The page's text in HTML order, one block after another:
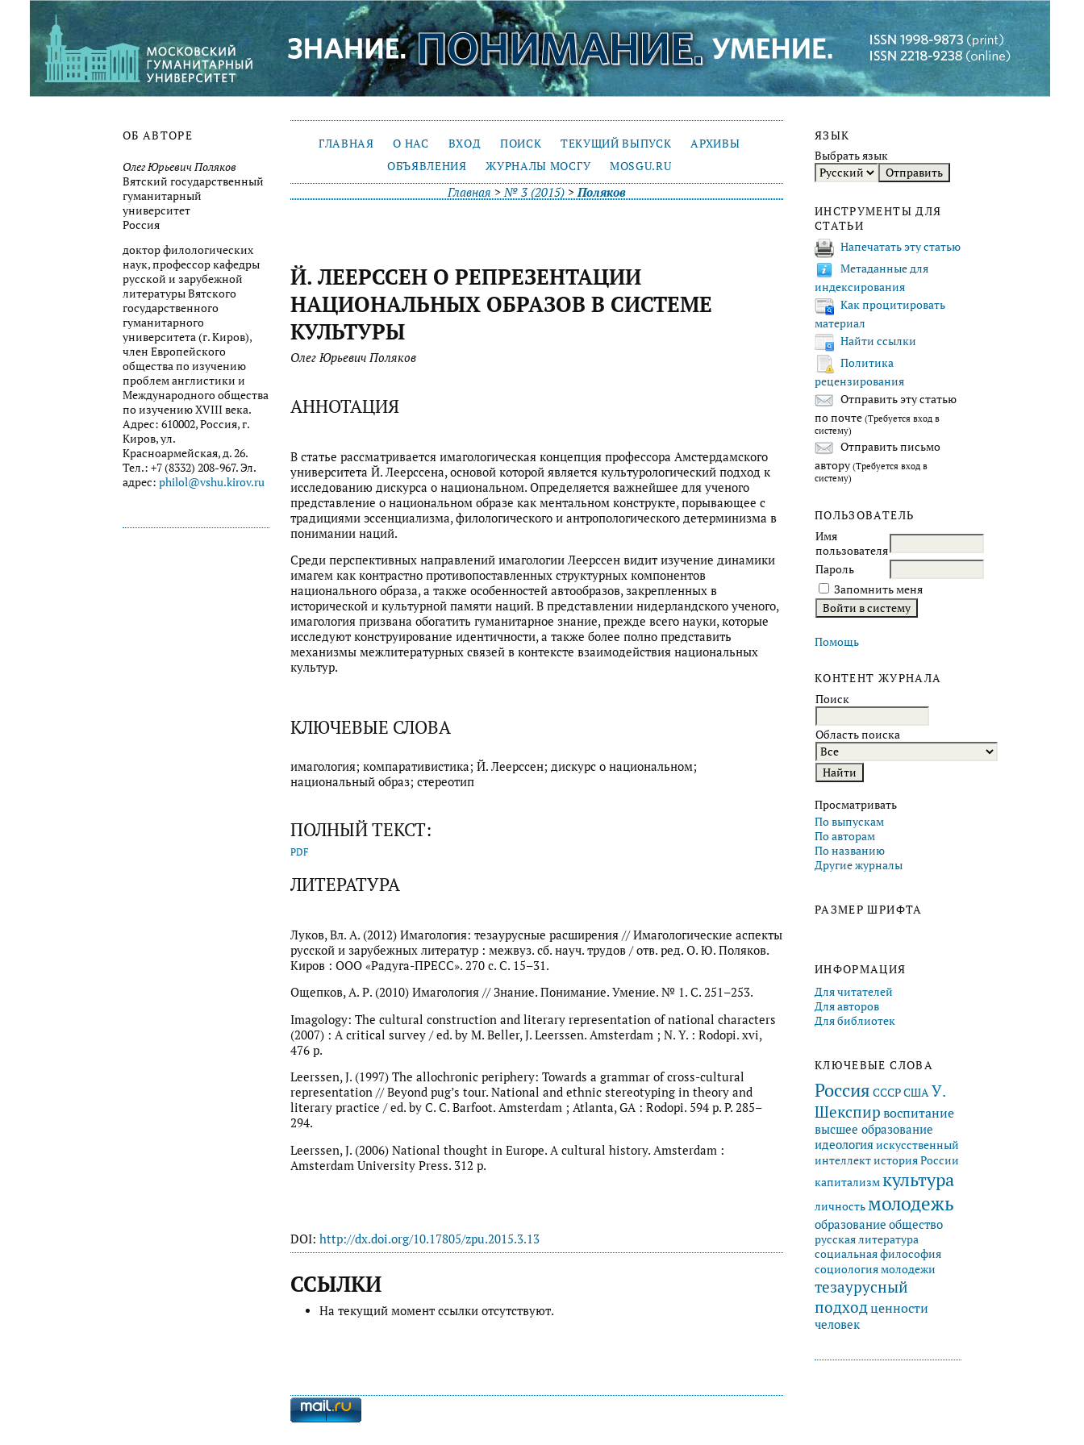
ОБ АВТОРЕ
Олег Юрьевич Поляков
Вятский государственный
гуманитарный
университет
Россия
доктор филологических
наук, профессор кафедры
русской и зарубежной
литературы Вятского
государственного
гуманитарного
университета (г. Киров),
член Европейского
общества по изучению
проблем англистики и
Международного общества
по изучению XVIII века.
Адрес: 610002, Россия, г.
Киров, ул.
Красноармейская, д. 26.
Тел.: +7 (8332) 208-967. Эл.
адрес: philol@vshu.kirov.ru
ЯЗЫК
Выбрать язык
ИНСТРУМЕНТЫ ДЛЯ
СТАТЬИ
Напечатать эту статью
Метаданные для
индексирования
Как процитировать
материал
Найти ссылки
Политика
рецензирования
Отправить эту статью
по почте (Требуется вход в
систему)
Отправить письмо
автору (Требуется вход в
систему)
ПОЛЬЗОВАТЕЛЬ
Имя
пользователя
Пароль
Запомнить меня
Помощь
КОНТЕНТ ЖУРНАЛА
Поиск
Область поиска
Просматривать
По выпускам
По авторам
По названию
Другие журналы
РАЗМЕР ШРИФТА
ИНФОРМАЦИЯ
Для читателей
Для авторов
Для библиотек
КЛЮЧЕВЫЕ СЛОВА
Россия СССРСШАУ.
Шекспир воспитание
высшее образование
идеологияискусственный
интеллектистория России
капитализм культура
личностьмолодежь
образование общество
русская литература
социальная философия
социология молодежи
тезаурусный
подходценности
человек
ГЛАВНАЯ О НАС ВХОД ПОИСК ТЕКУЩИЙ ВЫПУСК
АРХИВЫ
ОБЪЯВЛЕНИЯ
ЖУРНАЛЫ МОСГУ MOSGU.RU
Главная >№ 3 (2015) >Поляков
Й. ЛЕЕРССЕН О РЕПРЕЗЕНТАЦИИ
НАЦИОНАЛЬНЫХ ОБРАЗОВ В СИСТЕМЕ
КУЛЬТУРЫ
Олег Юрьевич Поляков
АННОТАЦИЯ
В статье рассматривается имагологическая концепция профессора Амстердамского
университета Й. Леерссена, основой которой является культурологический подход к
исследованию дискурса о национальном. Определяется важнейшее для ученого
представление о национальном образе как ментальном конструкте, порывающее с
традициями эссенциализма, филологического и антропологического детерминизма в
понимании наций.
Среди перспективных направлений имагологии Леерссен видит изучение динамики
имагем как контрастно противопоставленных структурных компонентов
национального образа, а также особенностей автообразов, закрепленных в
исторической и культурной памяти наций. В представлении нидерландского ученого,
имагология призвана обогатить гуманитарное знание, прежде всего науки, которые
исследуют конструирование идентичности, а также более полно представить
механизмы межлитературных связей в контексте взаимодействия национальных
культур.
КЛЮЧЕВЫЕ СЛОВА
имагология; компаративистика; Й. Леерссен; дискурс о национальном;
национальный образ; стереотип
ПОЛНЫЙ ТЕКСТ:
PDF
ЛИТЕРАТУРА
Луков, Вл. А. (2012) Имагология: тезаурусные расширения // Имагологические аспекты
русской и зарубежных литератур : межвуз. сб. науч. трудов / отв. ред. О. Ю. Поляков.
Киров : ООО «Радуга-ПРЕСС». 270 с. С. 15–31.
Ощепков, А. Р. (2010) Имагология // Знание. Понимание. Умение. № 1. С. 251–253.
Imagology: The cultural construction and literary representation of national characters
(2007) : A critical survey / ed. by M. Beller, J. Leerssen. Amsterdam ; N. Y. : Rodopi. xvi,
476 p.
Leerssen, J. (1997) The allochronic periphery: Towards a grammar of cross-cultural
representation // Beyond pug’s tour. National and ethnic stereotyping in theory and
literary practice / ed. by C. C. Barfoot. Amsterdam ; Atlanta, GA : Rodopi. 594 p. P. 285–
294.
Leerssen, J. (2006) National thought in Europe. A cultural history. Amsterdam :
Amsterdam University Press. 312 p.
DOI: http://dx.doi.org/10.17805/zpu.2015.3.13
ССЫЛКИ
На текущий момент ссылки отсутствуют.